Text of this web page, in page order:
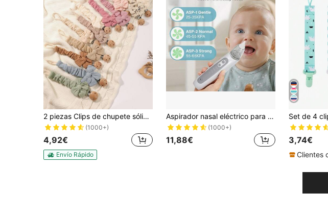
2 piezas Clips de chupete sólidos y estampados para bebé, Clips de chupete con lazo, Clips de chupete de madera con 3 agujeros, Adecuado para uso diario en azul, rosa, caqui
(1000+)
4,92€
Envío Rápido
Aspirador nasal eléctrico para bebés, dispositivo de succión nasal recargable con potencia de succión ajustable y música, incluye 3 puntas suaves de silicona
(1000+)
11,88€ 3,74€